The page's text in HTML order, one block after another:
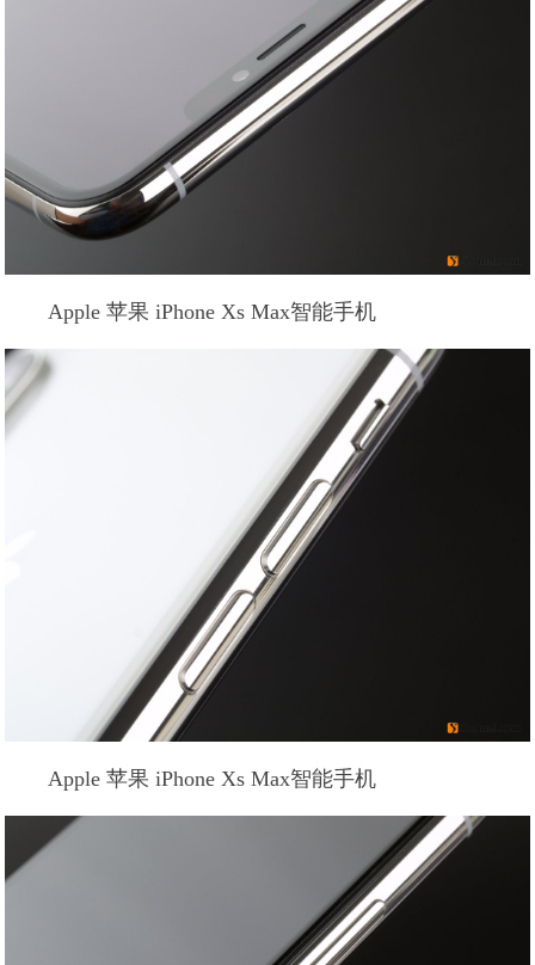
Apple 苹果 iPhone Xs Max智能手机
Apple 苹果 iPhone Xs Max智能手机